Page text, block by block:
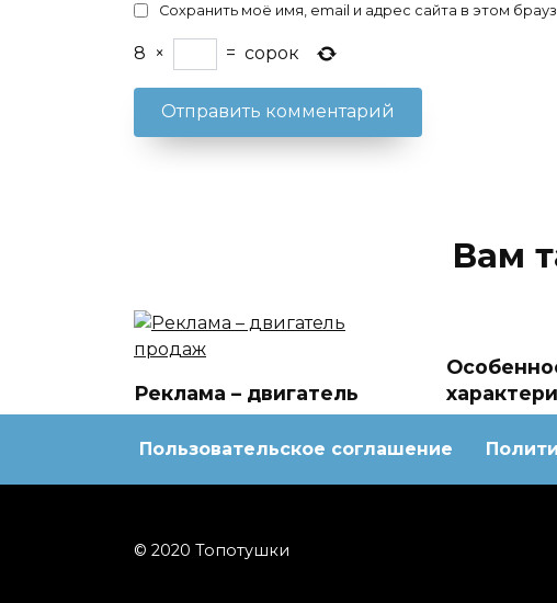
Сохранить моё имя, email и адрес сайта в этом
8 × = сорок
Вам
Реклама – двигатель
продаж
Пользовательское соглашение
© 2020 Топотушки